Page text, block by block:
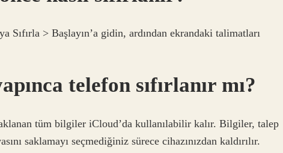
Sıfırla > Başlayın’a gidin, ardından ekrandaki talimatları
telefon sıfırlanır mı?
tüm bilgiler iCloud’da kullanılabilir kalır. Bilgiler, talep
saklamayı seçmediğiniz sürece cihazınızdan kaldırılır.